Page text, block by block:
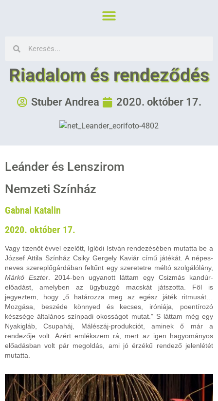
Riadalom és rendeződés
Stuber Andrea 2020. október 17.
Leánder és Lenszirom
Nemzeti Színház
Gabnai Katalin
2020. október 17.
Vagy tizenöt évvel ezelőtt, Iglódi István rendezésében mutatta be a
József Attila Színház Csiky Gergely Kaviár című játékát. A népes-
neves szereplőgárdában feltűnt egy szeretetre méltó szolgálólány,
Márkó Eszter . 2014-ben ugyanott láttam egy Csizmás kandúr-
előadást, amelyben az ügybuzgó macskát játszotta. Föl is
jegyeztem, hogy „ő határozza meg az egész játék ritmusát…
Mozgása, beszéde könnyed és kecses, iróniája, poentírozó
készsége általános színpadi okosságot mutat.” S láttam még egy
Nyakigláb, Csupaháj, Málészáj-produkciót, aminek ő már a
rendezője volt. Azért emlékszem rá, mert az igen hagyományos
előadásban volt pár megoldás, ami jó érzékű rendező jelenlétét
mutatta.